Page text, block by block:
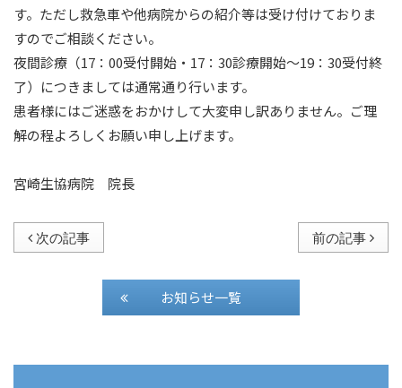
す。ただし救急車や他病院からの紹介等は受け付けておりま
すのでご相談ください。
夜間診療（17：00受付開始・17：30診療開始～19：30受付終
了）につきましては通常通り行います。
患者様にはご迷惑をおかけして大変申し訳ありません。ご理
解の程よろしくお願い申し上げます。
宮崎生協病院 院長
次の記事 前の記事
お知らせ一覧